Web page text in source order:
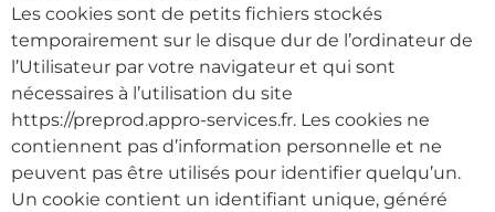
Les cookies sont de petits fichiers stockés
temporairement sur le disque dur de l’ordinateur de
l’Utilisateur par votre navigateur et qui sont
nécessaires à l’utilisation du site
https://preprod.appro-services.fr. Les cookies ne
contiennent pas d’information personnelle et ne
peuvent pas être utilisés pour identifier quelqu’un.
Un cookie contient un identifiant unique, généré